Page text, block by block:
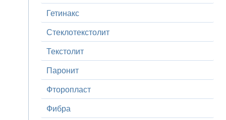
Гетинакс
Стеклотекстолит
Текстолит
Паронит
Фторопласт
Фибра